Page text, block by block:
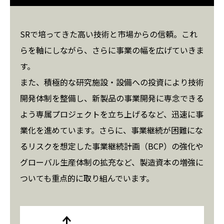
SRで培ってきた高い技術と市場からの信頼。これ
らを軸にしながら、さらに事業の幅を広げていきま
す。
また、積極的な研究施設・設備への投資により技術
開発体制を整備し、新製品の事業開発に専念できる
よう専属プロジェクトを立ち上げるなど、迅速に事
業化を進めています。さらに、事業継続が困難にな
るリスクを想定した事業継続計画（BCP）の強化や
グローバル生産体制の拡充など、製造資本の増強に
ついても重点的に取り組んでいます。